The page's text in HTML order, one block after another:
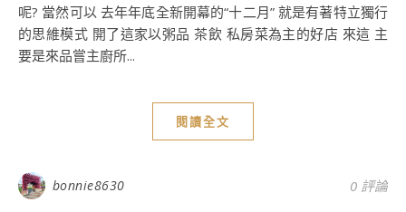
呢? 當然可以 去年年底全新開幕的“十二月” 就是有著特立獨行
的思維模式 開了這家以粥品 茶飲 私房菜為主的好店 來這 主
要是來品嘗主廚所...
閱讀全文
bonnie8630 0 評論